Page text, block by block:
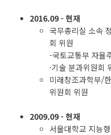
2016.09 - 현재
국무총리실 소속
회 위원
-국토교통부 자율
·기술 분과위원회
미래창조과학부/
위원회 위원
2009.09 - 현재
서울대학교 지능